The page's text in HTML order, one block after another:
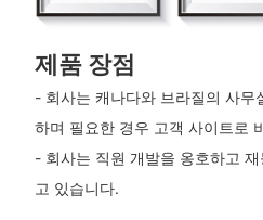
제품 장점
- 회사는 캐나다와 브라질의 사무
하며 필요한 경우 고객 사이트로
- 회사는 직원 개발을 옹호하고
고 있습니다.